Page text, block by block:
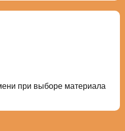
при выборе материала